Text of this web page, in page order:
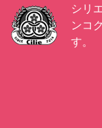
シリ
ンコ
す。